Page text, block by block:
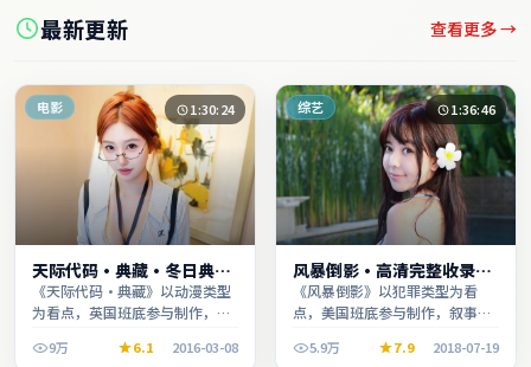
最新更新 查看更多 →
电影 1:30:24
天际代码·典藏·冬日典藏
系列温情叙事引人入胜
《天际代码·典藏》以动漫类型
为看点，英国班底参与制作，叙
段观看。
9万 6.1 2016-03-08
综艺 1:36:46
风暴倒影·高清完整收录适
合周末一口气刷完
《风暴倒影》以犯罪类型为看
点，美国班底参与制作，叙事完
看。5.9万 7.9 2018-07-19